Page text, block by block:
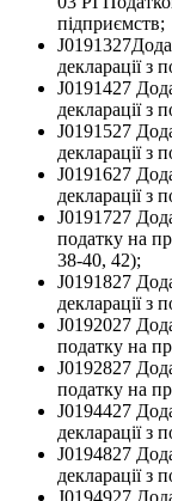
підприємств;
декларації з
J0191427
декларації з
J0191527
декларації з
J0191627
декларації з
J0191727
податку на
38-40, 42);
J0191827
декларації з
J0192027
податку на
J0192827
податку на
J0194427
декларації з
J0194827
декларації з